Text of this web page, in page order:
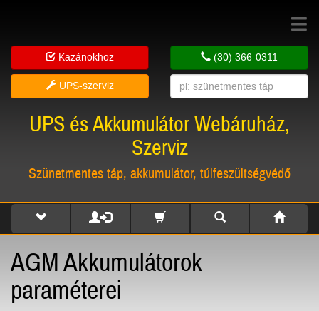
Toggle
Kazánokhoz
UPS-szerviz
(30) 366-0311
UPS és Akkumulátor Webáruház,
Szerviz
Szünetmentes táp, akkumulátor, túlfeszültségvédő
AGM Akkumulátorok
paraméterei